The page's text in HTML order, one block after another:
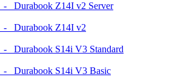
Durabook Z14I v2 Server
Durabook Z14I v2
Durabook S14i V3 Standard
Durabook S14i V3 Basic